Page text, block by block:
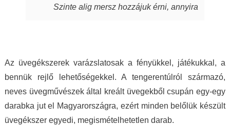
nap mint nap, melyek során magabiztosabb,
stílust adnak viselőjüknek. Ha a „waooo
érzést” az itt olvasó ismeri…akkor tudja miről
is beszélek. Mindenkinek ilyet kívánok, neked
Szinte alig mersz hozzájuk érni, annyira
hordasz épp, akár hétköznapi laza stílust,
nagyon elegánsat, az ékszertől te leszel a
királylány. Varázslat ám, ebben egészen
biztos vagyok.
Az üvegékszerek varázslatosak a fényükkel, játékukkal, a
bennük rejlő lehetőségekkel. A tengerentúlról származó,
neves üvegművészek által kreált üvegekből csupán egy-egy
darabka jut el Magyarországra, ezért minden belőlük készült
üvegékszer egyedi, megismételhetetlen darab.